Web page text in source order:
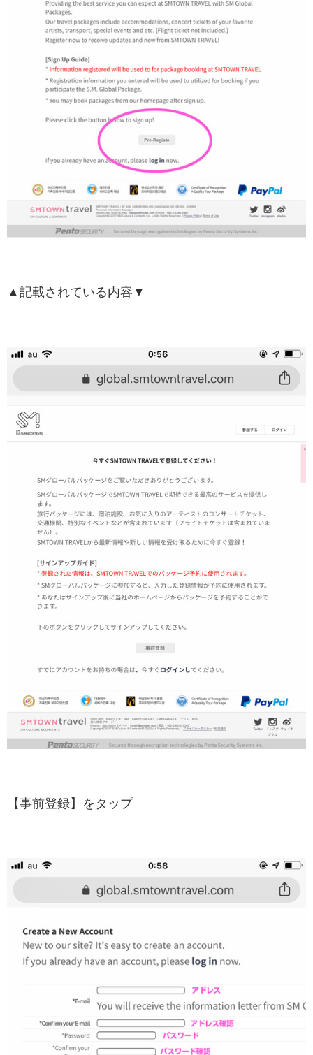
▲記載されている内容▼
【事前登録】をタップ